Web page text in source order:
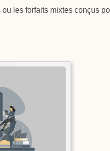
les forfaits mixtes conçus